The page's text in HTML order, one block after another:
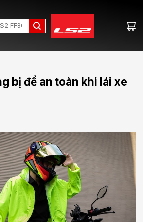
bị để an toàn khi lái xe